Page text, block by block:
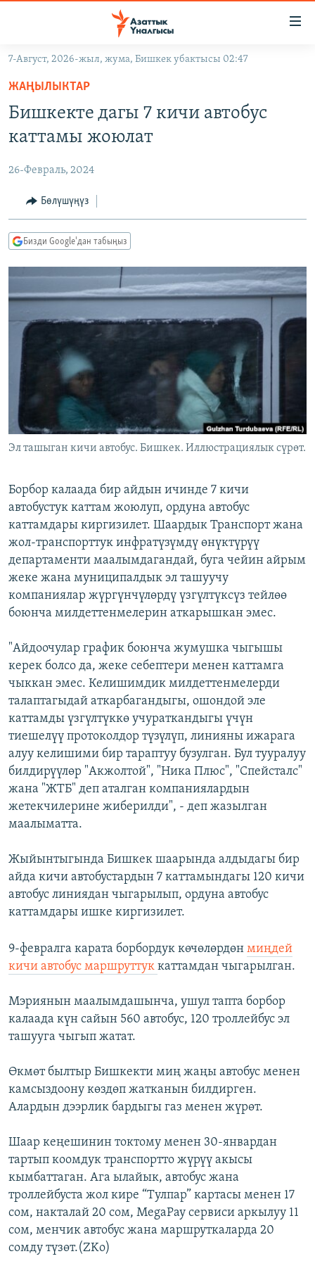
Навигацияга
өтүңүз
Издөөгө
салыңыз
ЭКОНОМИКА
МАДАНИЯТ
БОРБОР АЗИЯ
АТАЙЫН ИЛИКТӨӨ
ТВ ПРОГРАММАЛАР
ЭКСПЕРТТЕР ТАЛДАЙТ
БИЗ ЖАНА ДҮЙНӨ
ДАНИСТЕ
ЭЖЕ-СИҢДИЛЕР
АЗАТТЫК+
ЫҢГАЙСЫЗ СУРООЛОР
ӨЗГӨЧӨ ПИКИР
Русский
ОНЛАЙН ШЕРИНЕ
ЭЕ/АРнун бардык сайттары
7-Август, 2026-жыл, жума, Бишкек убактысы 02:47
ЖАҢЫЛЫКТАР
Бишкекте дагы 7 кичи автобус
каттамы жоюлат
26-Февраль, 2024
Бөлүшүңүз
Бизди Google'дан табыңыз
Эл ташыган кичи автобус. Бишкек. Иллюстрациялык сүрөт.
Борбор калаада бир айдын ичинде 7 кичи
автобустук каттам жоюлуп, ордуна автобус
каттамдары киргизилет. Шаардык Транспорт жана
жол-транспорттук инфратүзүмдү өнүктүрүү
департаменти маалымдагандай, буга чейин айрым
жеке жана муниципалдык эл ташуучу
компаниялар жүргүнчүлөрдү үзгүлтүксүз тейлөө
боюнча милдеттенмелерин аткарышкан эмес.
"Айдоочулар график боюнча жумушка чыгышы
керек болсо да, жеке себептери менен каттамга
чыккан эмес. Келишимдик милдеттенмелерди
талаптагыдай аткарбагандыгы, ошондой эле
каттамды үзгүлтүккө учураткандыгы үчүн
тиешелүү протоколдор түзүлүп, линияны ижарага
алуу келишими бир тараптуу бузулган. Бул тууралуу
билдирүүлөр "Акжолтой", "Ника Плюс", "Спейсталс"
жана "ЖТБ" деп аталган компаниялардын
жетекчилерине жиберилди", - деп жазылган
маалыматта.
Жыйынтыгында Бишкек шаарында алдыдагы бир
айда кичи автобустардын 7 каттамындагы 120 кичи
автобус линиядан чыгарылып, ордуна автобус
каттамдары ишке киргизилет.
9-февралга карата борбордук көчөлөрдөн миңдей
кичи автобус маршруттук каттамдан чыгарылган.
Мэриянын маалымдашынча, ушул тапта борбор
калаада күн сайын 560 автобус, 120 троллейбус эл
ташууга чыгып жатат.
Өкмөт былтыр Бишкекти миң жаңы автобус менен
камсыздоону көздөп жатканын билдирген.
Алардын дээрлик бардыгы газ менен жүрөт.
Шаар кеңешинин токтому менен 30-январдан
тартып коомдук транспортто жүрүү акысы
кымбаттаган. Ага ылайык, автобус жана
троллейбуста жол кире “Тулпар” картасы менен 17
сом, накталай 20 сом, MegaPay сервиси аркылуу 11
сом, менчик автобус жана маршруткаларда 20
сомду түзөт.(ZKo)